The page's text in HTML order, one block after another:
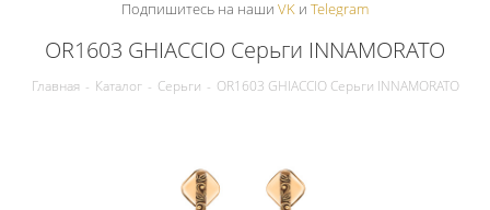
Подпишитесь на наши VK и Telegram
OR1603 GHIACCIO Серьги INNAMORATO
Главная - Каталог - Серьги - OR1603 GHIACCIO Серьги INNAMORATO